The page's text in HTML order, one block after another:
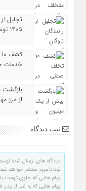
تجلیل
۱۴۰۵ توسط شرکت آب و فاضلاب استان ایلام
خدمات
از مرز
ثبت دیدگاه
دیدگاه های ارسال شده
نودادامروز منتشر خواهد
پیام هایی که حاوی تهمت
پیام هایی که به غیر از